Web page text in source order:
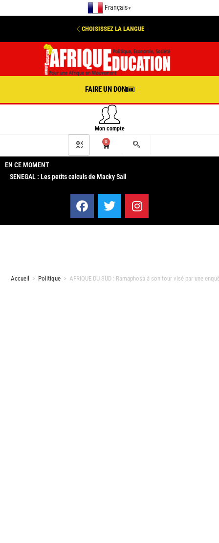
Français ▼
CHOISISSEZ LA LANGUE
FAIRE UN DON
Mon compte
0
EN CE MOMENT
SENEGAL : Les petits calculs de Macky Sall
Accueil > Politique > AFRIQUE DU SUD : Ramaphosa à son tour visé par une